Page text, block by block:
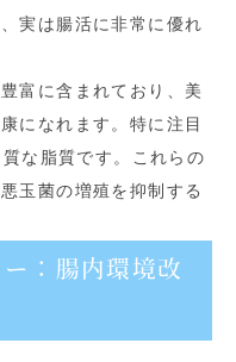
実は腸活に非常に優れ
富に含まれており、美
になれます。特に注目
な脂質です。これらの
玉菌の増殖を抑制する
ー：腸内環境改